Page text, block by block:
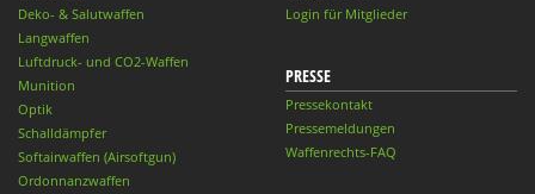
Deko- & Salutwaffen
Langwaffen
Luftdruck- und CO2-Waffen
Munition
Optik
Schalldämpfer
Softairwaffen (Airsoftgun)
Ordonnanzwaffen
Login für Mitglieder
PRESSE
Pressekontakt
Pressemeldungen
Waffenrechts-FAQ